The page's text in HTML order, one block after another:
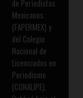
de Periodistas
Mexicanos
(FAPERMEX) y
del Colegio
Nacional de
Licenciados en
Periodismo
(CONALIPE).